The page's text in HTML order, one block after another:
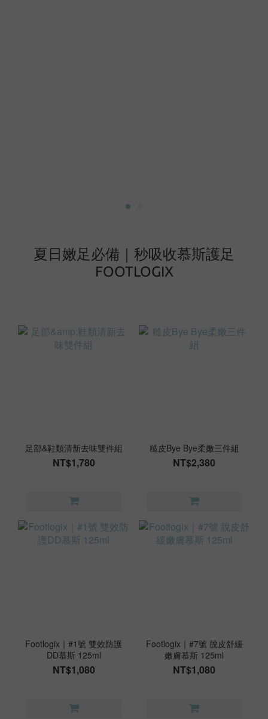
夏日嫩足必備｜秒吸收慕斯護足
FOOTLOGIX
足部&鞋類清新去味雙件組
NT$1,780
糙皮Bye Bye柔嫩三件組
NT$2,380
Footlogix｜#1號 雙效防護
DD慕斯 125ml
NT$1,080
Footlogix｜#7號 脫皮舒緩
嫩膚慕斯 125ml
NT$1,080